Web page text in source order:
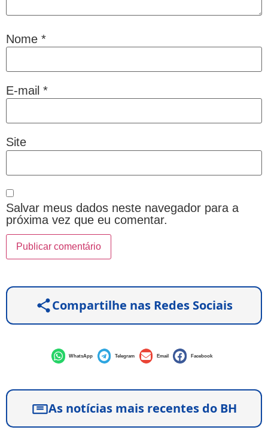
Nome *
E-mail *
Site
Salvar meus dados neste navegador para a
próxima vez que eu comentar.
Compartilhe nas Redes Sociais
WhatsApp Telegram Email Facebook
As notícias mais recentes do BH